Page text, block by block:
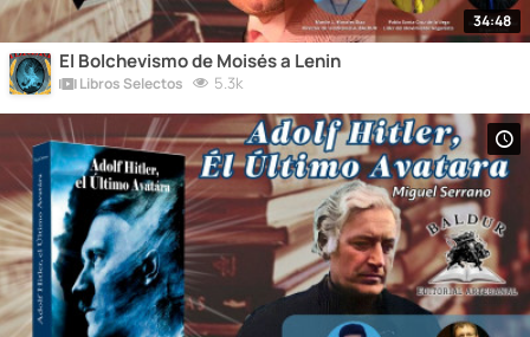
34:48
El Bolchevismo de Moisés a Lenin
Libros Selectos 5.3k